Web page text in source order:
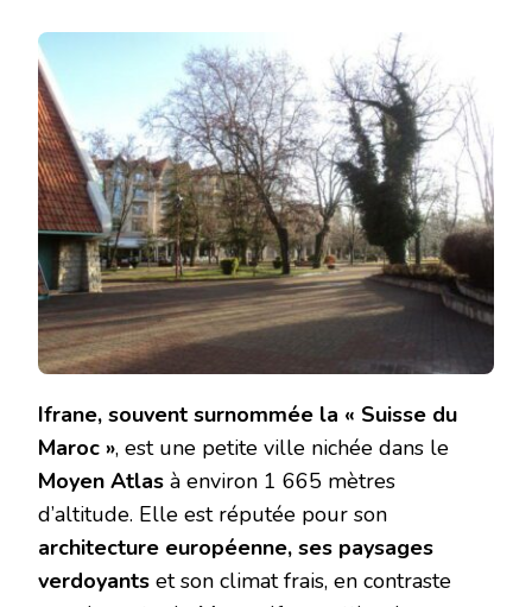
Ifrane, souvent surnommée la « Suisse du
Maroc », est une petite ville nichée dans le
Moyen Atlas à environ 1 665 mètres
d’altitude. Elle est réputée pour son
architecture européenne, ses paysages
verdoyants et son climat frais, en contraste